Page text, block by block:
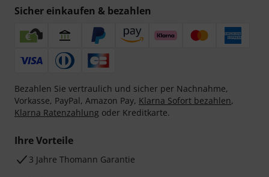
Sicher einkaufen & bezahlen
Bezahlen Sie vertraulich und sicher per Nachnahme,
Vorkasse, PayPal, Amazon Pay, Klarna Sofort bezahlen,
Klarna Ratenzahlung oder Kreditkarte.
Ihre Vorteile
3 Jahre Thomann Garantie